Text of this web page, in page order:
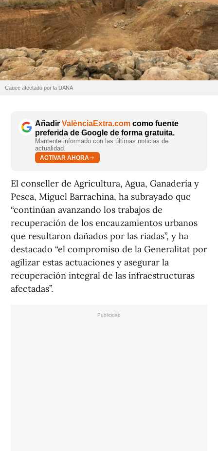
Cauce afectado por la DANA
Añadir ValènciaExtra.com como fuente
preferida de Google de forma gratuita.
Mantente informado con las últimas noticias de
actualidad.
ACTIVAR AHORA
El conseller de Agricultura, Agua, Ganadería y
Pesca, Miguel Barrachina, ha subrayado que
“continúan avanzando los trabajos de
recuperación de los encauzamientos urbanos
que resultaron dañados por las riadas”, y ha
destacado “el compromiso de la Generalitat por
agilizar estas actuaciones y asegurar la
recuperación integral de las infraestructuras
afectadas”.